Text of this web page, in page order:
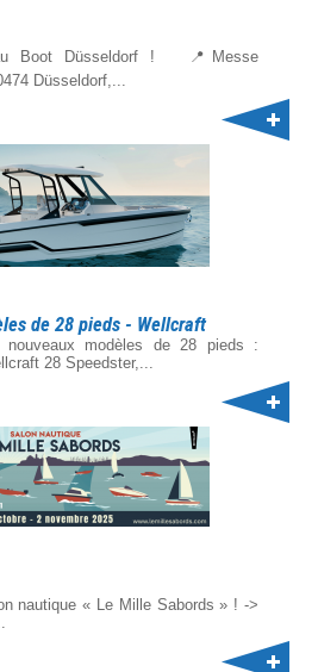
Boot Düsseldorf ! 📍Messe
Düsseldorf,...
de 28 pieds - Wellcraft
nouveaux modèles de 28 pieds :
28 Speedster,...
nautique « Le Mille Sabords » ! ->